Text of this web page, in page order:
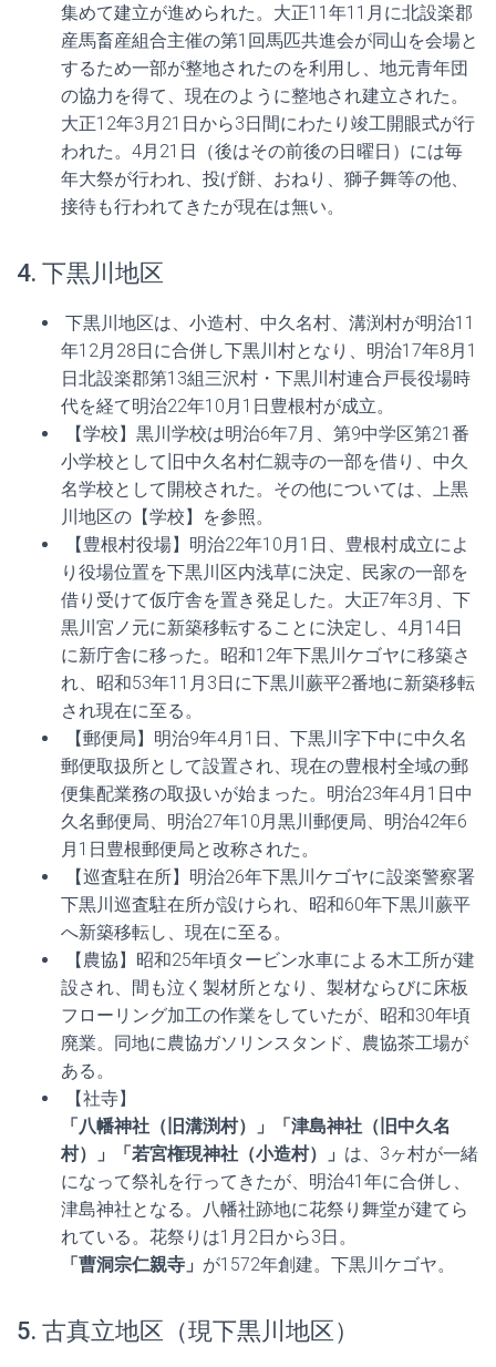
集めて建立が進められた。大正11年11月に北設楽郡
産馬畜産組合主催の第1回馬匹共進会が同山を会場と
するため一部が整地されたのを利用し、地元青年団
の協力を得て、現在のように整地され建立された。
大正12年3月21日から3日間にわたり竣工開眼式が行
われた。4月21日（後はその前後の日曜日）には毎
年大祭が行われ、投げ餅、おねり、獅子舞等の他、
接待も行われてきたが現在は無い。
4. 下黒川地区
下黒川地区は、小造村、中久名村、溝渕村が明治11
年12月28日に合併し下黒川村となり、明治17年8月1
日北設楽郡第13組三沢村・下黒川村連合戸長役場時
代を経て明治22年10月1日豊根村が成立。
【学校】黒川学校は明治6年7月、第9中学区第21番
小学校として旧中久名村仁親寺の一部を借り、中久
名学校として開校された。その他については、上黒
川地区の【学校】を参照。
【豊根村役場】明治22年10月1日、豊根村成立によ
り役場位置を下黒川区内浅草に決定、民家の一部を
借り受けて仮庁舎を置き発足した。大正7年3月、下
黒川宮ノ元に新築移転することに決定し、4月14日
に新庁舎に移った。昭和12年下黒川ケゴヤに移築さ
れ、昭和53年11月3日に下黒川蕨平2番地に新築移転
され現在に至る。
【郵便局】明治9年4月1日、下黒川字下中に中久名
郵便取扱所として設置され、現在の豊根村全域の郵
便集配業務の取扱いが始まった。明治23年4月1日中
久名郵便局、明治27年10月黒川郵便局、明治42年6
月1日豊根郵便局と改称された。
【巡査駐在所】明治26年下黒川ケゴヤに設楽警察署
下黒川巡査駐在所が設けられ、昭和60年下黒川蕨平
へ新築移転し、現在に至る。
【農協】昭和25年頃タービン水車による木工所が建
設され、間も泣く製材所となり、製材ならびに床板
フローリング加工の作業をしていたが、昭和30年頃
廃業。同地に農協ガソリンスタンド、農協茶工場が
ある。
【社寺】
「八幡神社（旧溝渕村）」「津島神社（旧中久名
村）」「若宮権現神社（小造村）」 は、3ヶ村が一緒
になって祭礼を行ってきたが、明治41年に合併し、
津島神社となる。八幡社跡地に花祭り舞堂が建てら
れている。花祭りは1月2日から3日。
「曹洞宗仁親寺」 が1572年創建。下黒川ケゴヤ。
5. 古真立地区（現下黒川地区）